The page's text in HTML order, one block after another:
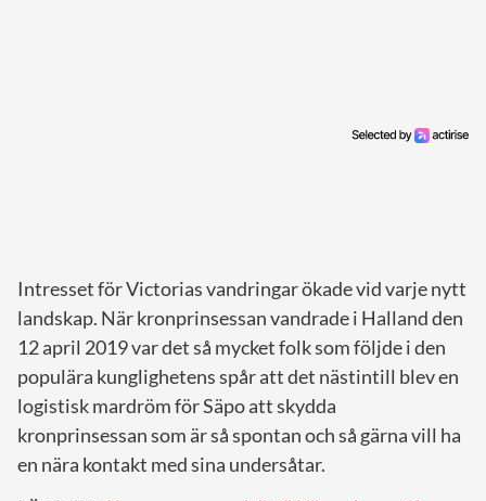
Intresset för Victorias vandringar ökade vid varje nytt
landskap. När kronprinsessan vandrade i Halland den
12 april 2019 var det så mycket folk som följde i den
populära kunglighetens spår att det nästintill blev en
logistisk mardröm för Säpo att skydda
kronprinsessan som är så spontan och så gärna vill ha
en nära kontakt med sina undersåtar.